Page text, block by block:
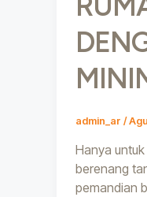
admin_ar /
Hanya
berenang
pemandian